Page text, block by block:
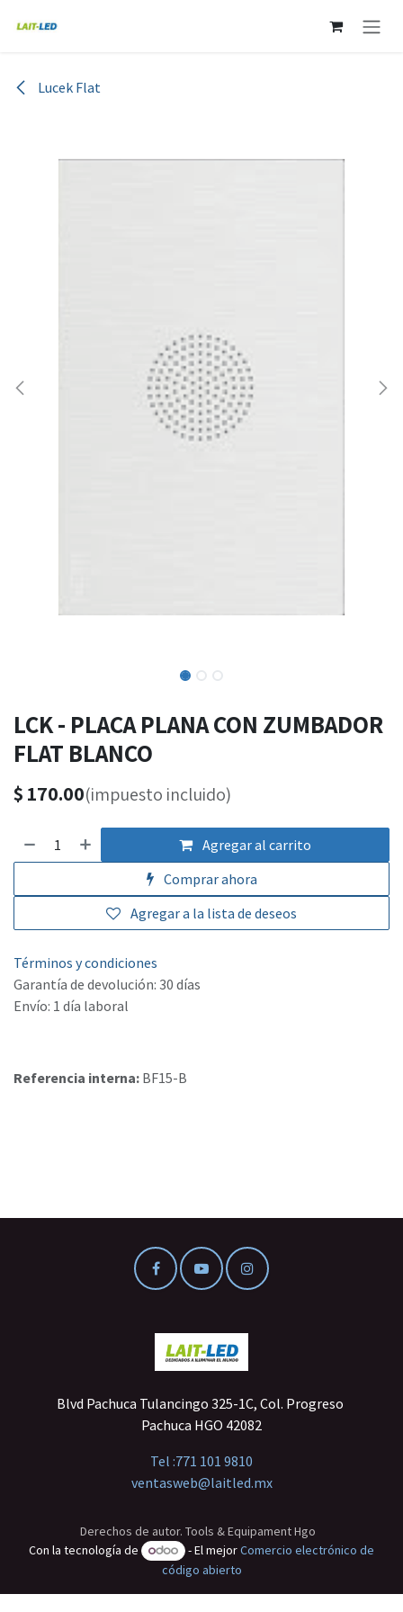
Lucek Flat
LCK - PLACA PLANA CON ZUMBADOR
FLAT BLANCO
$ 170.00(impuesto incluido)
Agregar al carrito
Comprar ahora
Agregar a la lista de deseos
Términos y condiciones
Garantía de devolución: 30 días
Envío: 1 día laboral
Referencia interna: BF15-B
Blvd Pachuca Tulancingo 325-1C, Col. Progreso
Pachuca HGO 42082
Tel :771 101 9810
ventasweb@laitled.mx
Derechos de autor. Tools & Equipament Hgo
Con la tecnología de
- El mejorComercio electrónico de
código abierto